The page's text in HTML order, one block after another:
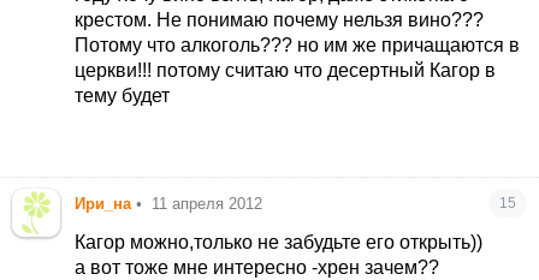
крестом. Не понимаю почему нельзя вино???
Потому что алкоголь??? но им же причащаются в
церкви!!! потому считаю что десертный Кагор в
тему будет
Ири_на • 11 апреля 2012 15
Кагор можно,только не забудьте его открыть))
а вот тоже мне интересно -хрен зачем??